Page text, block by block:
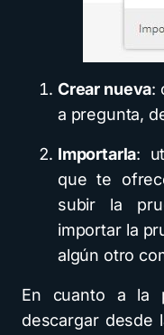
Crear nueva:
a pregunta,
Importarla:
que te
subir la
importar la
algún otro
En cuanto a la
descargar desde